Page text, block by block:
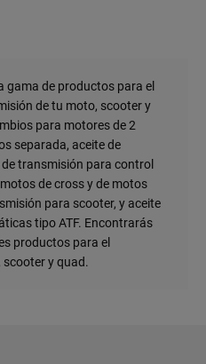
el tornillo de purga que se
del embrague.
en el tornillo de purga
manguito para recoger el
poco de líquido de embrague
succione aire durante
de embrague, luego
gama de productos para el
de tu moto, scooter y
para motores de 2
separada, aceite de
transmisión para control
de cross y de motos
para scooter, y aceite
tipo ATF. Encontrarás
productos para el
y quad.